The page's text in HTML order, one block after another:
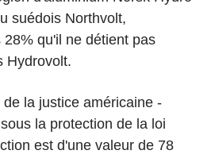
suédois Northvolt,
qu'il ne détient pas
Hydrovolt.
la justice américaine -
la protection de la loi
est d'une valeur de 78